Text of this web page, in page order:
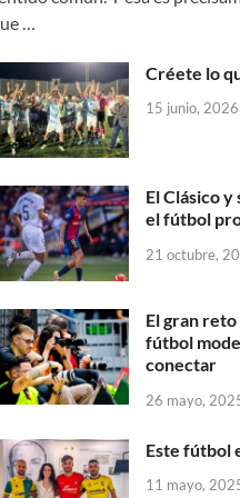
…
Créete lo
15 junio, 2026
El Clásico y
el fútbol
21 octubre,
El gran
fútbol
conectar
26 mayo,
Este fútbol
11 mayo,